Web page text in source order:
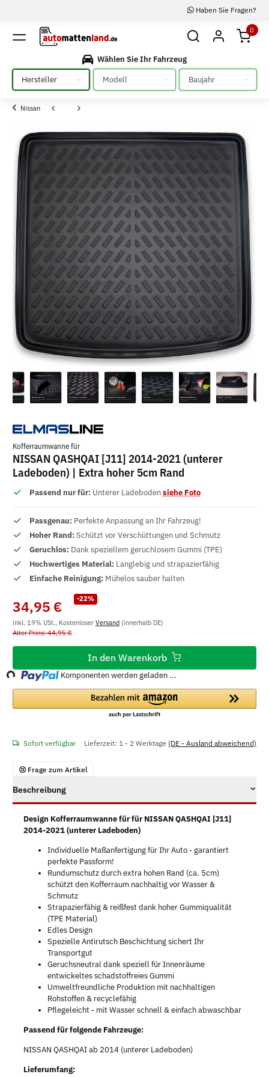
Haben Sie Fragen?
0
Wählen Sie Ihr Fahrzeug
Bitte auswählen
Bitte auswählen Bitte auswählen
Nissan
Kofferraumwanne für
NISSAN QASHQAI [J11] 2014-2021 (unterer
Ladeboden) | Extra hoher 5cm Rand
Passend nur für: Unterer Ladebodensiehe Foto
Passgenau: Perfekte Anpassung an Ihr Fahrzeug!
Hoher Rand:Schützt vor Verschüttungen und Schmutz
Geruchlos: Dank speziellem geruchlosem Gummi (TPE)
Hochwertiges Material: Langlebig und strapazierfähig
Einfache Reinigung: Mühelos sauber halten
-22%
34,95 €
inkl. 19% USt., Kostenloser Versand (innerhalb DE)
Alter Preis: 44,95 €
In den Warenkorb
Loading... Komponenten werden geladen ...
Sofort verfügbar Lieferzeit: 1 - 2 Werktage (DE - Ausland abweichend)
Frage zum Artikel
Beschreibung
Design Kofferraumwanne für für NISSAN QASHQAI [J11]
2014-2021 (unterer Ladeboden)
Individuelle Maßanfertigung für Ihr Auto - garantiert
perfekte Passform!
Rundumschutz durch extra hohen Rand (ca. 5cm)
schützt den Kofferraum nachhaltig vor Wasser &
Schmutz
Strapazierfähig & reißfest dank hoher Gummiqualität
(TPE Material)
Edles Design
Spezielle Antirutsch Beschichtung sichert Ihr
Transportgut
Geruchsneutral dank speziell für Innenräume
entwickeltes schadstoffreies Gummi
Umweltfreundliche Produktion mit nachhaltigen
Rohstoffen & recyclefähig
Pflegeleicht - mit Wasser schnell & einfach abwaschbar
Passend für folgende Fahrzeuge:
NISSAN QASHQAI ab 2014 (unterer Ladeboden)
Lieferumfang: